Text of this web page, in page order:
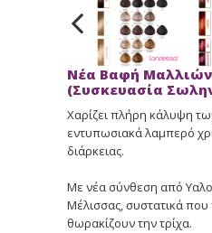
Νέα Βαφή Μαλλιών
(Συσκευασία
Χαρίζει πλήρη κάλυψη
εντυπωσιακά λαμπερό
διάρκειας.
Με νέα σύνθεση από
Μέλισσας, συστατικά που
θωρακίζουν την τρίχα.